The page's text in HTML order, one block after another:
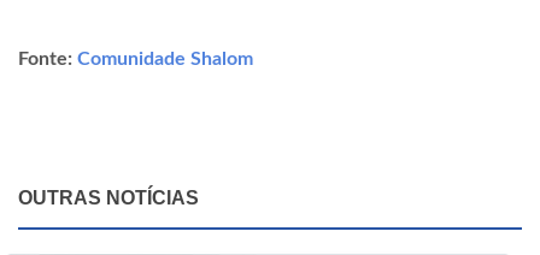
Fonte: Comunidade Shalom
OUTRAS NOTÍCIAS